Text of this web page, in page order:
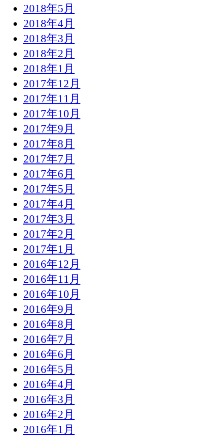
2018年5月
2018年4月
2018年3月
2018年2月
2018年1月
2017年12月
2017年11月
2017年10月
2017年9月
2017年8月
2017年7月
2017年6月
2017年5月
2017年4月
2017年3月
2017年2月
2017年1月
2016年12月
2016年11月
2016年10月
2016年9月
2016年8月
2016年7月
2016年6月
2016年5月
2016年4月
2016年3月
2016年2月
2016年1月